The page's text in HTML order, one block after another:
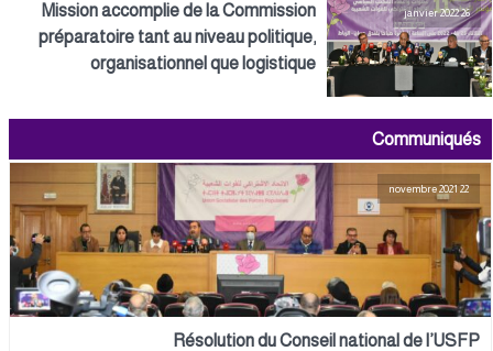
26 janvier 2022
Mission accomplie de la Commission
préparatoire tant au niveau politique,
organisationnel que logistique
Communiqués
22 novembre 2021
Résolution du Conseil national de l’USFP